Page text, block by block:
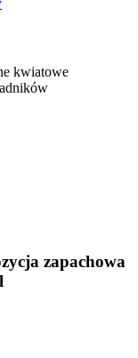
kwiatowe
zapachowa